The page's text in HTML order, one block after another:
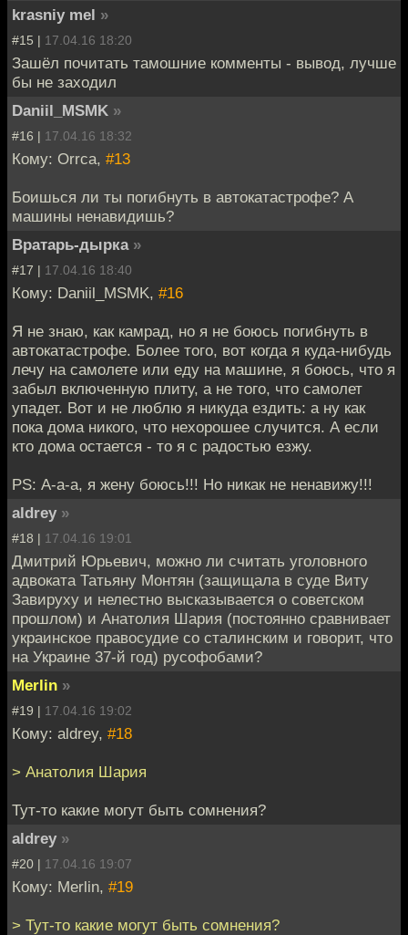
krasniy mel »
#15 | 17.04.16 18:20
Зашёл почитать тамошние комменты - вывод, лучше
бы не заходил
Daniil_MSMK »
#16 | 17.04.16 18:32
Кому: Orrca, #13
Боишься ли ты погибнуть в автокатастрофе? А
машины ненавидишь?
Вратарь-дырка »
#17 | 17.04.16 18:40
Кому: Daniil_MSMK, #16
Я не знаю, как камрад, но я не боюсь погибнуть в
автокатастрофе. Более того, вот когда я куда-нибудь
лечу на самолете или еду на машине, я боюсь, что я
забыл включенную плиту, а не того, что самолет
упадет. Вот и не люблю я никуда ездить: а ну как
пока дома никого, что нехорошее случится. А если
кто дома остается - то я с радостью езжу.
PS: А-а-а, я жену боюсь!!! Но никак не ненавижу!!!
aldrey »
#18 | 17.04.16 19:01
Дмитрий Юрьевич, можно ли считать уголовного
адвоката Татьяну Монтян (защищала в суде Виту
Завируху и нелестно высказывается о советском
прошлом) и Анатолия Шария (постоянно сравнивает
украинское правосудие со сталинским и говорит, что
на Украине 37-й год) русофобами?
Merlin »
#19 | 17.04.16 19:02
Кому: aldrey, #18
> Анатолия Шария
Тут-то какие могут быть сомнения?
aldrey »
#20 | 17.04.16 19:07
Кому: Merlin, #19
> Тут-то какие могут быть сомнения?